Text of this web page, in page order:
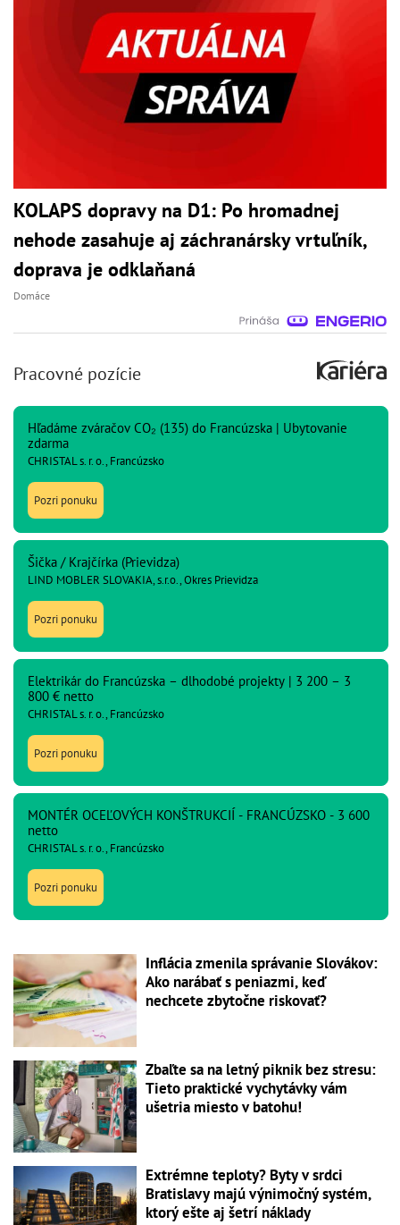
KOLAPS dopravy na D1: Po hromadnej
nehode zasahuje aj záchranársky vrtuľník,
doprava je odklaňaná
Domáce
Pracovné pozície
Hľadáme zváračov CO₂ (135) do Francúzska | Ubytovanie
zdarma
CHRISTAL s. r. o., Francúzsko
Pozri ponuku
Šička / Krajčírka (Prievidza)
LIND MOBLER SLOVAKIA, s.r.o., Okres Prievidza
Pozri ponuku
Elektrikár do Francúzska – dlhodobé projekty | 3 200 – 3
800 € netto
CHRISTAL s. r. o., Francúzsko
Pozri ponuku
MONTÉR OCEĽOVÝCH KONŠTRUKCIÍ - FRANCÚZSKO - 3 600
netto
CHRISTAL s. r. o., Francúzsko
Pozri ponuku
Inflácia zmenila správanie Slovákov:
Ako narábať s peniazmi, keď
nechcete zbytočne riskovať?
Zbaľte sa na letný piknik bez stresu:
Tieto praktické vychytávky vám
ušetria miesto v batohu!
Extrémne teploty? Byty v srdci
Bratislavy majú výnimočný systém,
ktorý ešte aj šetrí náklady